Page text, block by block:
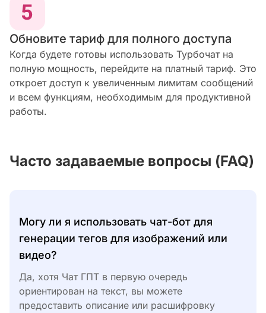
Обновите тариф для полного доступа
Когда будете готовы использовать Турбочат на
полную мощность, перейдите на платный тариф. Это
откроет доступ к увеличенным лимитам сообщений
и всем функциям, необходимым для продуктивной
работы.
Часто задаваемые вопросы (FAQ)
Могу ли я использовать чат-бот для
генерации тегов для изображений или
видео?
Да, хотя Чат ГПТ в первую очередь
ориентирован на текст, вы можете
предоставить описание или расшифровку